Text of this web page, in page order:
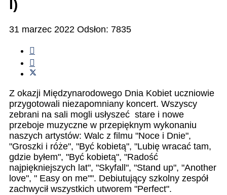
I)
31 marzec 2022 Odsłon: 7835
Z okazji Międzynarodowego Dnia Kobiet uczniowie
przygotowali niezapomniany koncert. Wszyscy
zebrani na sali mogli usłyszeć stare i nowe
przeboje muzyczne w przepięknym wykonaniu
naszych artystów: Walc z filmu "Noce i Dnie",
"Groszki i róże", "Być kobietą", "Lubię wracać tam,
gdzie byłem", "Być kobietą", "Radość
najpiękniejszych lat", "Skyfall", "Stand up", "Another
love", " Easy on me"". Debiutujący szkolny zespół
zachwycił wszystkich utworem "Perfect".